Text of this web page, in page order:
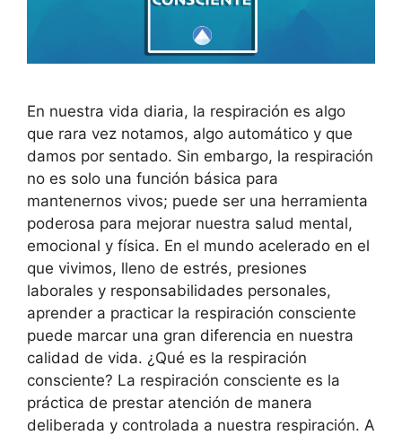
En nuestra vida diaria, la respiración es algo
que rara vez notamos, algo automático y que
damos por sentado. Sin embargo, la respiración
no es solo una función básica para
mantenernos vivos; puede ser una herramienta
poderosa para mejorar nuestra salud mental,
emocional y física. En el mundo acelerado en el
que vivimos, lleno de estrés, presiones
laborales y responsabilidades personales,
aprender a practicar la respiración consciente
puede marcar una gran diferencia en nuestra
calidad de vida. ¿Qué es la respiración
consciente? La respiración consciente es la
práctica de prestar atención de manera
deliberada y controlada a nuestra respiración. A